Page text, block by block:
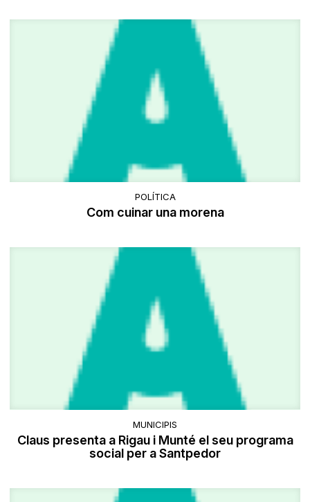
POLÍTICA
Com cuinar una morena
MUNICIPIS
Claus presenta a Rigau i Munté el seu programa
social per a Santpedor